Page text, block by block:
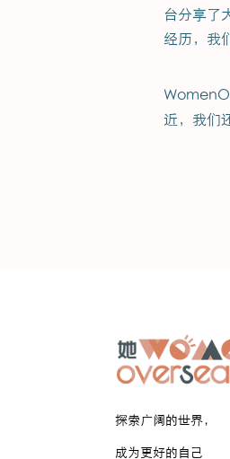
台分享了
经历，我
近，我们
探索广阔的世界，
成为更好的自己